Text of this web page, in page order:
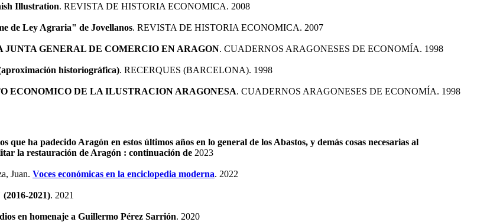
Illustration. REVISTA DE HISTORIA ECONOMICA. 2008
de Ley Agraria" de Jovellanos. REVISTA DE HISTORIA ECONOMICA. 2007
GENERAL DE COMERCIO EN ARAGON. CUADERNOS ARAGONESES DE ECONOMÍA. 1998
historiográfica). RECERQUES (BARCELONA). 1998
ECONOMICO DE LA ILUSTRACION ARAGONESA. CUADERNOS ARAGONESES DE ECONOMÍA. 1998
que ha padecido Aragón en estos últimos años en lo general de los Abastos, y demás cosas necesarias al
la restauración de Aragón : continuación de 2023
Juan. Voces económicas en la enciclopedia moderna. 2022
2021). 2021
en homenaje a Guillermo Pérez Sarrión. 2020